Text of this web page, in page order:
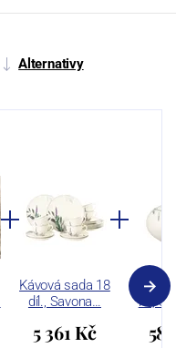
Alternativy
Kávová sada 18
díl., Savona…
5 361 Kč
ml,